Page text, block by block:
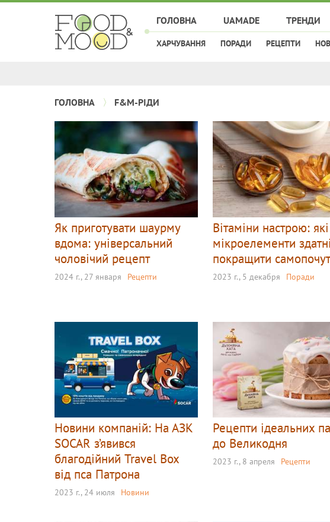
ГОЛОВНА UAMADE ТРЕНДИ
ХАРЧУВАННЯ ПОРАДИ РЕЦЕПТИ
ГОЛОВНА F&M-РІДИ
Як приготувати шаурму
вдома: універсальний
чоловічий рецепт
2024 г., 27 января Рецепти
Вітаміни настрою: які
мікроелементи здатні
покращити
2023 г., 5 декабря Поради
Новини компаній: На АЗК
SOCAR з’явився
благодійний Travel Box
від пса Патрона
2023 г., 24 июля Новини
Рецепти ідеальних
до Великодня
2023 г., 8 апреля Рецепти